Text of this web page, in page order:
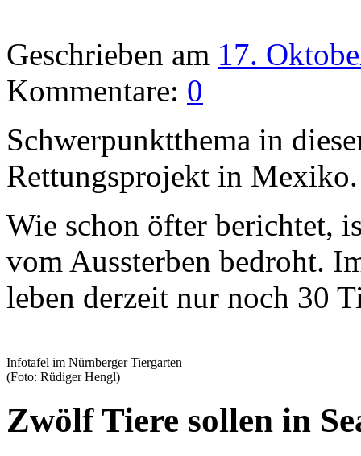
Geschrieben am 17.
Kommentare: 0
Schwerpunktthema in
Rettungsprojekt in Mexiko.
Wie schon öfter berichtet,
vom Aussterben bedroht.
leben derzeit nur noch 30
Infotafel im Nürnberger Tiergarten
(Foto: Rüdiger Hengl)
Zwölf Tiere sollen in